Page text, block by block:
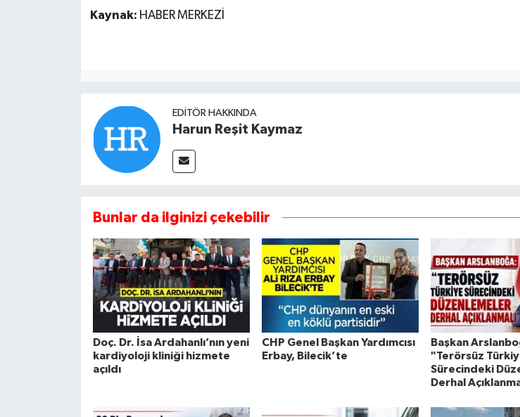
Kaynak: HABER MERKEZİ
EDITÖR HAKKINDA
Harun Reşit Kaymaz
Bunlar da ilginizi çekebilir
Doç. Dr. İsa Ardahanlı’nın yeni
kardiyoloji kliniği hizmete
açıldı
CHP Genel Başkan Yardımcısı
Erbay, Bilecik’te
Başkan
"Terörsüz
Sürecindeki
Derhal